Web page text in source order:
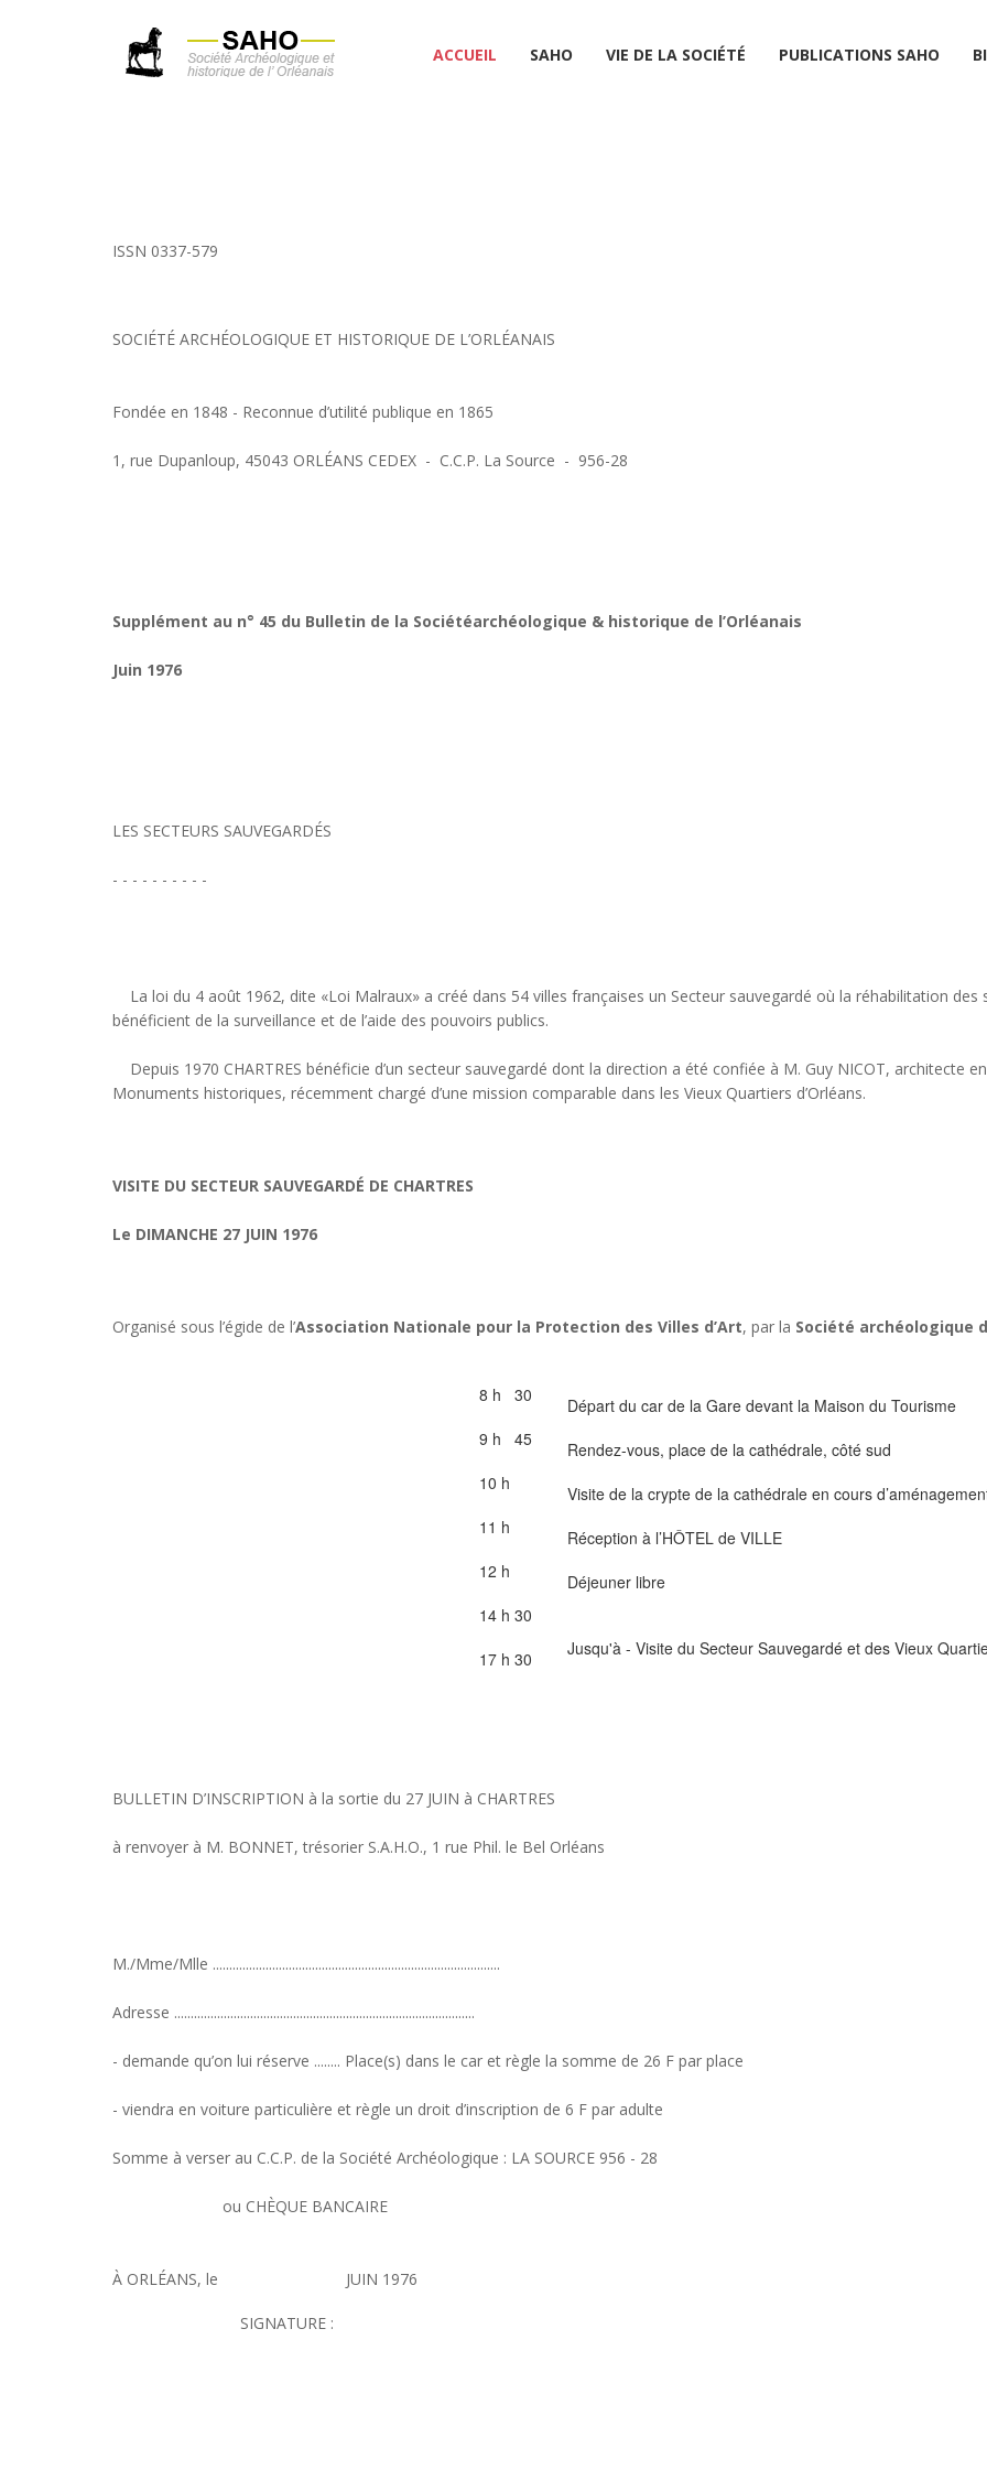
ACCUEIL SAHO VIE DE LA SOCIÉTÉ PUBLICATIONS SAHO
ISSN 0337-579
SOCIÉTÉ ARCHÉOLOGIQUE ET HISTORIQUE DE L’ORLÉANAIS
Fondée en 1848 - Reconnue d’utilité publique en 1865
1, rue Dupanloup, 45043 ORLÉANS CEDEX - C.C.P. La Source - 956-28
Supplément au n° 45 du Bulletin de la Sociétéarchéologique & historique de l’Orléanais
Juin 1976
LES SECTEURS SAUVEGARDÉS
- - - - - - - - - -
La loi du 4 août 1962, dite «Loi Malraux» a créé dans 54 villes françaises un Secteur sauvegardé où la réhabilitation
bénéficient de la surveillance et de l’aide des pouvoirs publics.
Depuis 1970 CHARTRES bénéficie d’un secteur sauvegardé dont la direction a été confiée à M. Guy NICOT, architecte
Monuments historiques, récemment chargé d’une mission comparable dans les Vieux Quartiers d’Orléans.
VISITE DU SECTEUR SAUVEGARDÉ DE CHARTRES
Le DIMANCHE 27 JUIN 1976
Organisé sous l’égide de l’Association Nationale pour la Protection des Villes d’Art, par la Société archéologique
8 h
9 h
10 h
11 h
12 h
14 h
17 h
30
45
30
30
Départ du car de la Gare devant la Maison du Tourisme
Rendez-vous, place de la cathédrale, côté sud
Visite de la crypte de la cathédrale en cours
Réception à l’HÔTEL de VILLE
Déjeuner libre
Jusqu'à - Visite du Secteur Sauvegardé et des Vieux
BULLETIN D’INSCRIPTION à la sortie du 27 JUIN à CHARTRES
à renvoyer à M. BONNET, trésorier S.A.H.O., 1 rue Phil. le Bel Orléans
M./Mme/Mlle .......................................................................................
Adresse ...........................................................................................
- demande qu’on lui réserve ........ Place(s) dans le car et règle la somme de 26 F par place
- viendra en voiture particulière et règle un droit d’inscription de 6 F par adulte
Somme à verser au C.C.P. de la Société Archéologique : LA SOURCE 956 - 28
ou CHÈQUE BANCAIRE
À ORLÉANS, le JUIN 1976
SIGNATURE :